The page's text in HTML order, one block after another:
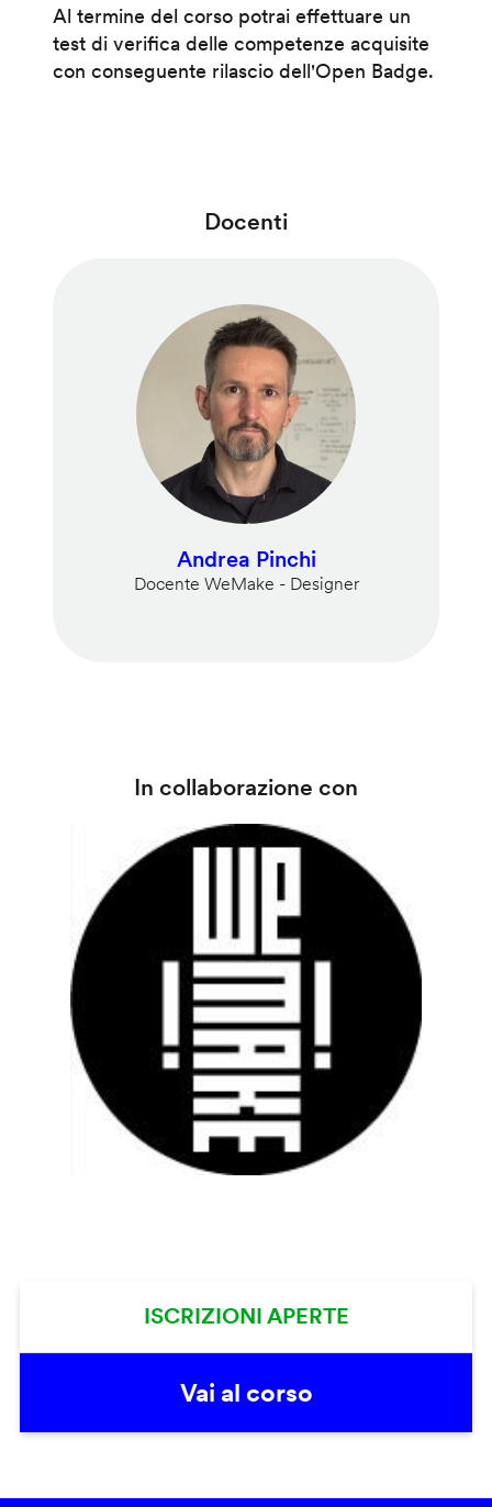
Al termine del corso potrai effettuare un
test di verifica delle competenze acquisite
con conseguente rilascio dell'Open Badge.
Docenti
Andrea Pinchi
Docente WeMake - Designer
In collaborazione con
ISCRIZIONI APERTE
Vai al corso